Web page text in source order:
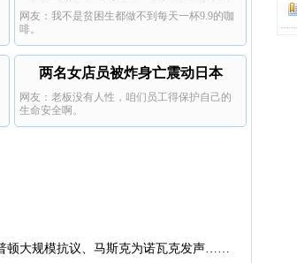
网友：我不是贫困生都做不到每天一杯9.9的咖
啡。
两名女店员被炸身亡震动日本
网友：老板没有人性，咱们员工得保护自己的
生命安全啊。
顿大规模抗议、马斯克为诺瓦克发声……